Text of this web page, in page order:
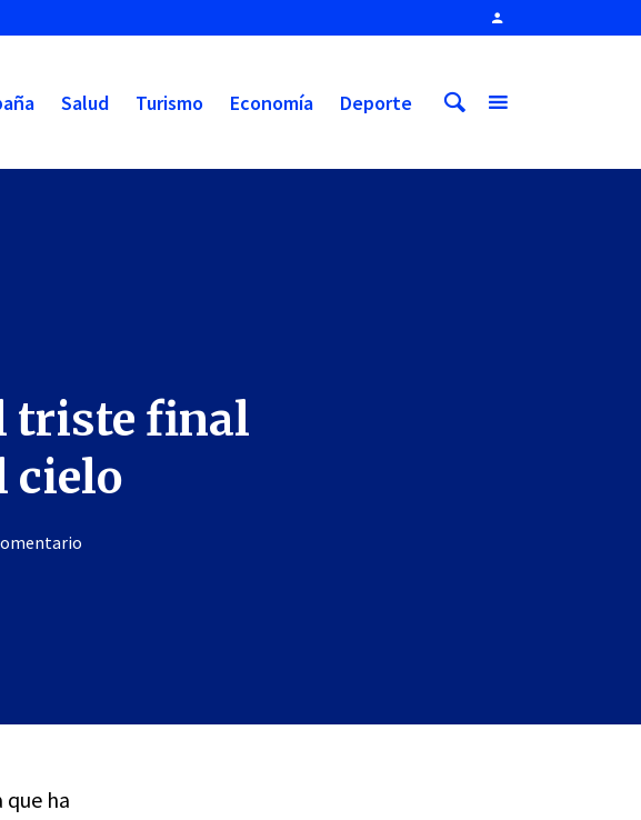
Salud Turismo Economía Deporte
triste final
cielo
que ha